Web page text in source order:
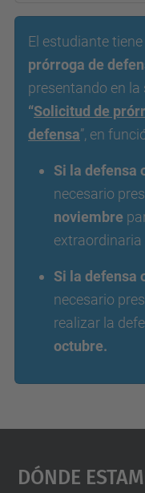
El estudiante
prórroga de
presentando en
“Solicitud de
defensa”, en
Si la defensa
necesario
noviembre
extraordinaria
Si la defensa
necesario
realizar la
octubre.
Dónde